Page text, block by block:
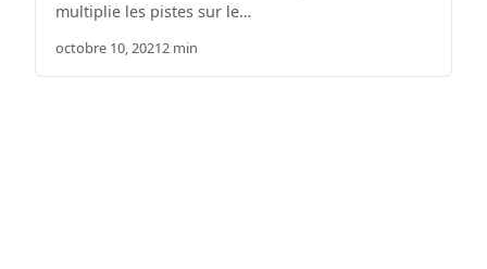
multiplie les pistes sur le…
octobre 10, 20212 min